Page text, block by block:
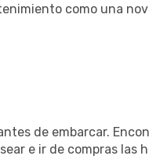
como una
de embarcar.
e ir de compras las